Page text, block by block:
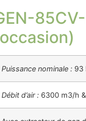
Puissance nominale :93
Débit d’air :6300 m3/h